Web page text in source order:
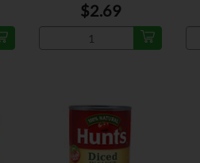
$2.69